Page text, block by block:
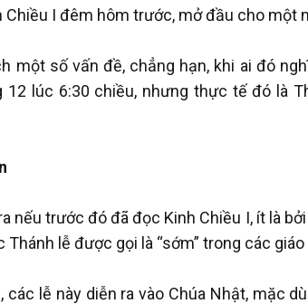
Chiều I đêm hôm trước, mở đầu cho một
một số vấn đề, chẳng hạn, khi ai đó
12 lúc 6:30 chiều, nhưng thực tế đó là
nếu trước đó đã đọc Kinh Chiều I, ít là
lễ được gọi là “sớm” trong các
các lễ này diễn ra vào Chúa Nhật, mặc